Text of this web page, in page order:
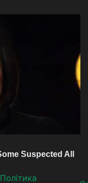
Політика